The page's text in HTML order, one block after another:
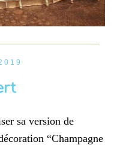
sa version de
“Champagne